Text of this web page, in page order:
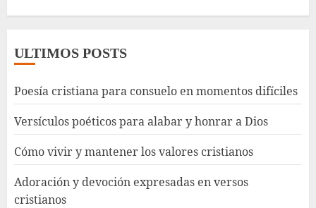
ULTIMOS POSTS
Poesía cristiana para consuelo en momentos difíciles
Versículos poéticos para alabar y honrar a Dios
Cómo vivir y mantener los valores cristianos
Adoración y devoción expresadas en versos
cristianos